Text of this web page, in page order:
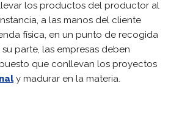
los productos del productor al
a las manos del cliente
física, en un punto de recogida
parte, las empresas deben
que conllevan los proyectos
y madurar en la materia.